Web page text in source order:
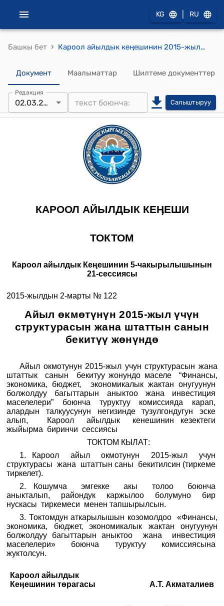
KG RU
Башкы бет › Кароол айылдык кеңешинин 2015-жылдын 2-мартындагы № 122 "Айыл өкмөтүнүн 2015-жыл үчүн структурасын жана штаттын санын бекитүү жөнүндө" токтому
Документ Маалыматтар Шилтеме документтер
Редакция
02.03.2015 Салыштыруу